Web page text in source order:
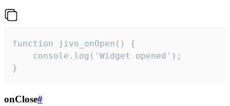
function jivo_onOpen() {
    console.log('Widget opened');
}
onClose#